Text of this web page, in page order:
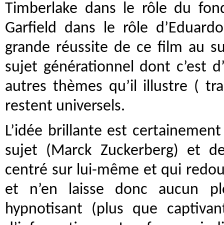
Timberlake dans le rôle du
Garfield dans le rôle
grande réussite de ce film au
sujet générationnel dont c’est
autres thèmes qu’il illustre (
restent universels.
L’idée brillante est
sujet (Marck Zuckerberg) et
centré sur lui-même et qui
et n’en laisse donc aucun
hypnotisant (plus que